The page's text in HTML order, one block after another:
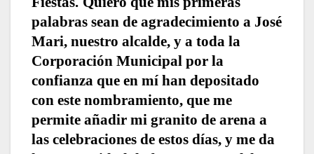
palabras sean de agradecimiento a José
Mari, nuestro alcalde, y a toda la
Corporación Municipal por la
confianza que en mí han depositado
con este nombramiento, que me
permite añadir mi granito de arena a
las celebraciones de estos días, y me da